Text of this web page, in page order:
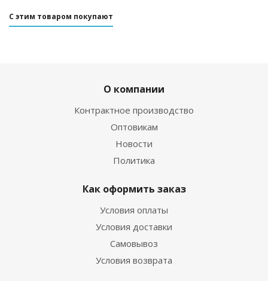
С этим товаром покупают
О компании
Контрактное производство
Оптовикам
Новости
Политика
Как оформить заказ
Условия оплаты
Условия доставки
Самовывоз
Условия возврата